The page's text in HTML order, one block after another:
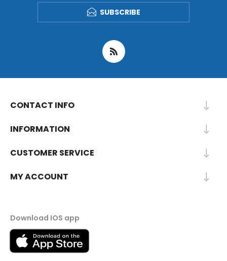
SUBSCRIBE
CONTACT INFO
INFORMATION
CUSTOMER SERVICE
MY ACCOUNT
Download IOS app